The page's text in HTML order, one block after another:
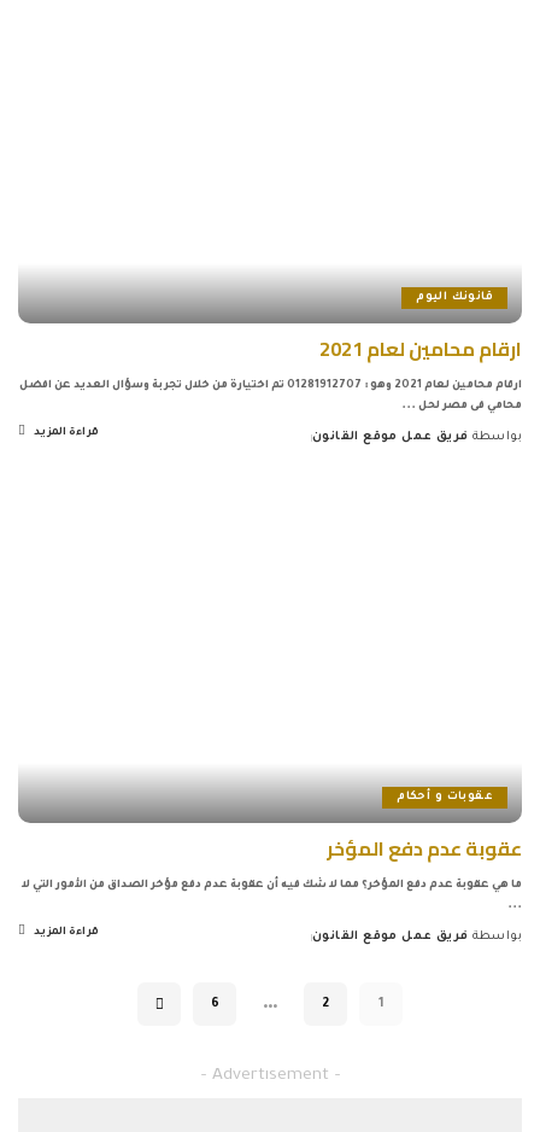
قانونك اليوم
ارقام محامين لعام 2021
ارقام محامين لعام 2021 وهو : 01281912707 تم اختيارة من خلال تجربة وسؤال العديد عن افضل
محامي فى مصر لحل ...
Posted
بواسطة فريق عمل موقع القانون قراءة المزيد
عقوبات و أحكام
عقوبة عدم دفع المؤخر
ما هي عقوبة عدم دفع المؤخر؟ مما لا شك فيه أن عقوبة عدم دفع مؤخر الصداق من الأمور التي لا
...
بواسطة فريق عمل موقع القانون قراءة المزيد
1
2
…
6
– Advertisement –